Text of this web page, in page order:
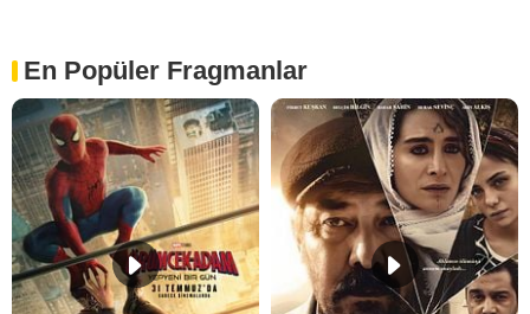
En Popüler Fragmanlar